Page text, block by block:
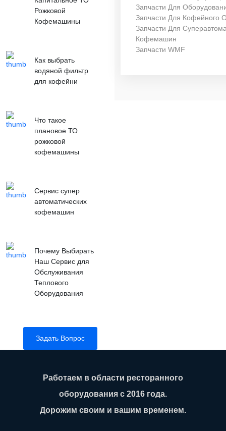
Рожковой
Кофемашины
Как выбрать
водяной фильтр
для кофейни
Что такое
плановое ТО
рожковой
кофемашины
Сервис супер
автоматических
кофемашин
Почему Выбирать
Наш Сервис для
Обслуживания
Теплового
Оборудования
Задать Вопрос
Запчасти Для
Запчасти Для Кофейного
Запчасти Для
Кофемашин
Запчасти WMF
Работаем в области ресторанного
оборудования с 2016 года.
Дорожим своим и вашим временем.